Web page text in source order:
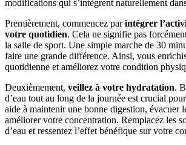
modifications qui s’intègrent naturellement
Premièrement, commencez parintégrer
votre quotidien. Cela ne signifie pas
la salle de sport. Une simple marche de 30
faire une grande différence. Ainsi, vous
quotidienne et améliorez votre condition
Deuxièmement, veillez à votre hydratation.
d’eau tout au long de la journée est crucial
aide à maintenir une bonne digestion, évacuer
améliorer votre concentration. Remplacez les
d’eau et ressentez l’effet bénéfique sur votre